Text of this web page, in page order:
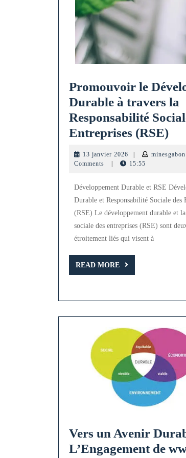
Promouvoir le
Durable à travers la
Responsabilité
Entreprises (RSE)
à
la
13 janvier 2026 13
janvier
minesgabon
Comments
15:55
Développement Durable et RSE
Durable et Responsabilité Sociale des
(RSE) Le développement durable et
sociale des entreprises (RSE) sont
étroitement liés qui visent à
READ MORE
READ
MORE
Vers un Avenir
L’Engagement de